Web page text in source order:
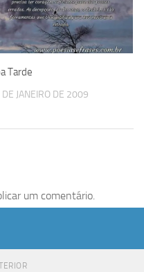
Tarde
JANEIRO DE 2009
um comentário.